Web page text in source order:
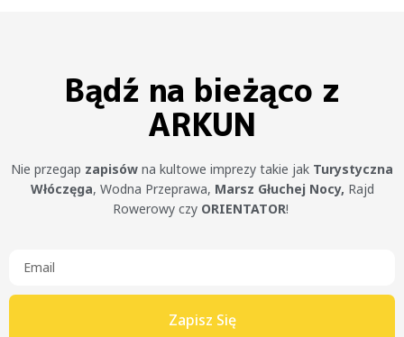
Bądź na bieżąco z
ARKUN
Nie przegap zapisów na kultowe imprezy takie jak Turystyczna
Włóczęga, Wodna Przeprawa, Marsz Głuchej Nocy, Rajd
Rowerowy czy ORIENTATOR!
Zapisz Się